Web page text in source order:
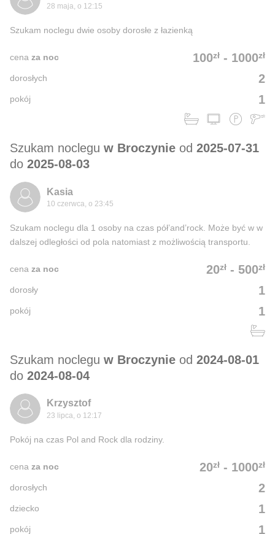
28 maja, o 12:15
Szukam noclegu dwie osoby dorosłe z łazienką
100zł - 1000zł
cena za noc
2
dorosłych
1
pokój
Szukam noclegu w Broczynie od 2025-07-31
do 2025-08-03
Kasia
10 czerwca, o 23:45
Szukam noclegu dla 1 osoby na czas pół’and’rock. Może być w w
dalszej odległości od pola natomiast z możliwością transportu.
20zł - 500zł
cena za noc
1
dorosły
1
pokój
Szukam noclegu w Broczynie od 2024-08-01
do 2024-08-04
Krzysztof
23 lipca, o 12:17
Pokój na czas Pol and Rock dla rodziny.
20zł - 1000zł
cena za noc
2
dorosłych
1
dziecko
1
pokój